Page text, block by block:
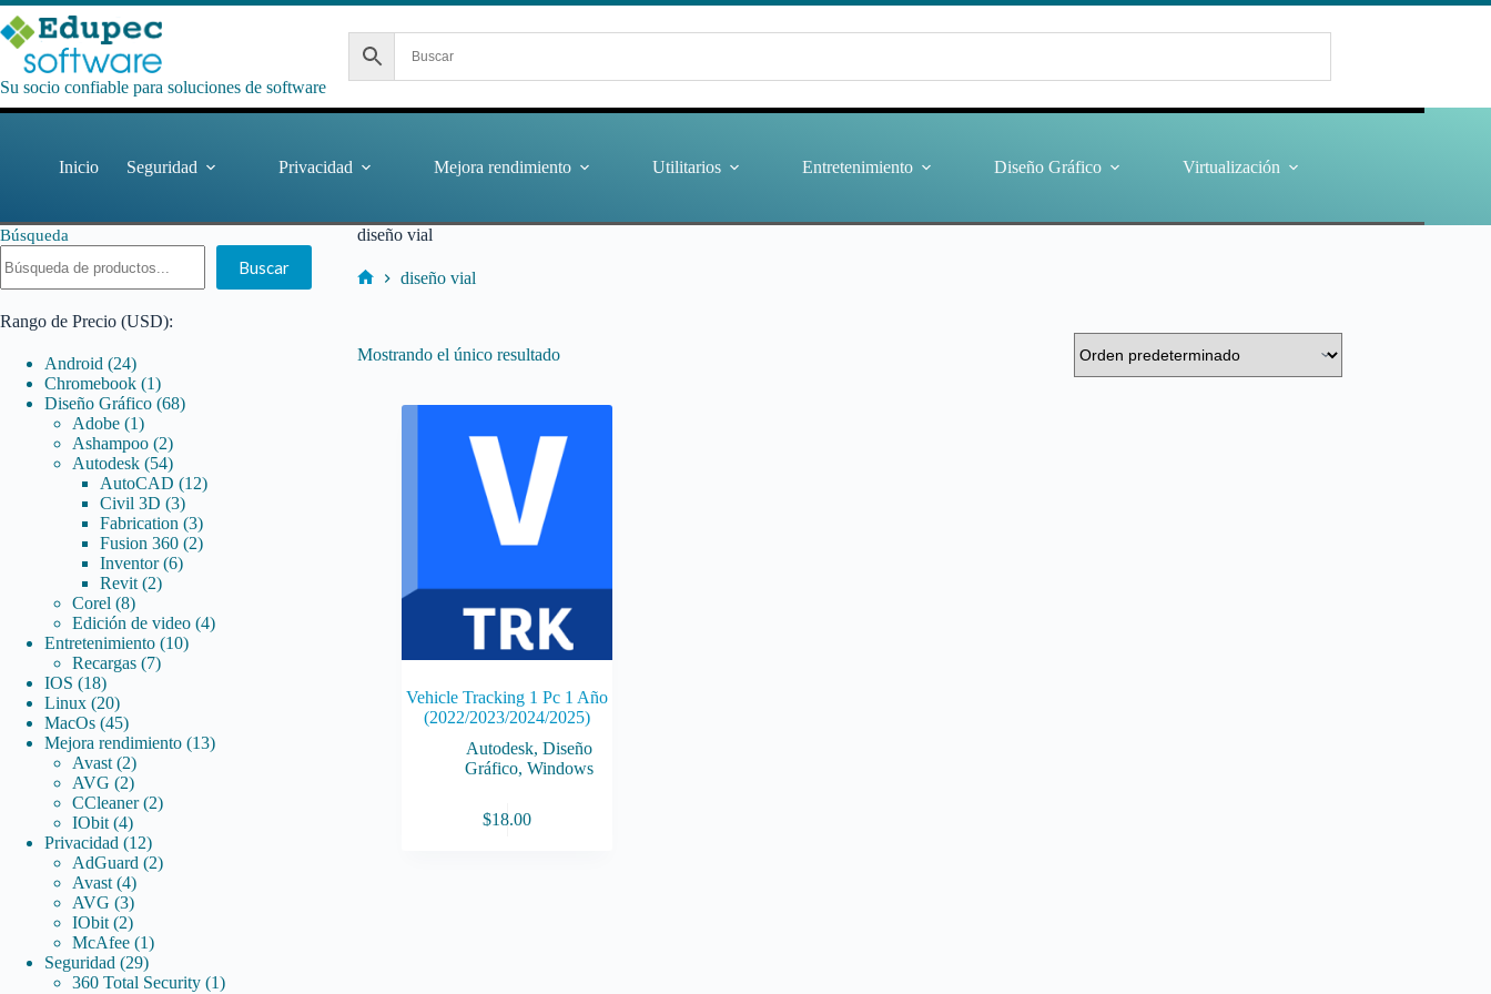
Saltar
al
contenido
Su socio confiable para soluciones de software
Inicio Seguridad Privacidad Mejora rendimiento Utilitarios Entretenimiento Diseño Gráfico Virtualización
diseño vial
diseño vial
Mostrando el único resultado
Vehicle Tracking 1 Pc 1 Año
(2022/2023/2024/2025)
Autodesk,Diseño
Gráfico,Windows
$18.00
Búsqueda
Buscar
Rango de Precio (USD):
Android 2424
productos
Chromebook 11
producto
Diseño Gráfico 6868
Adobe 11
producto
Ashampoo 22
productos
Autodesk 5454
productos
AutoCAD 1212
Civil 3D 33
productos
Fabrication 33
productos
Fusion 360 22
Inventor 66
Revit 22
Corel 88
productos
Edición de video 44
Entretenimiento 1010
Recargas 77
IOS 1818
productos
Linux 2020
productos
MacOs 4545
productos
Mejora rendimiento 1313
Avast 22
productos
AVG 22
productos
CCleaner 22
IObit 44
productos
Privacidad 1212
productos
AdGuard 22
Avast 44
productos
AVG 33
productos
IObit 22
productos
McAfee 11
producto
Seguridad 2929
productos
360 Total Security 11